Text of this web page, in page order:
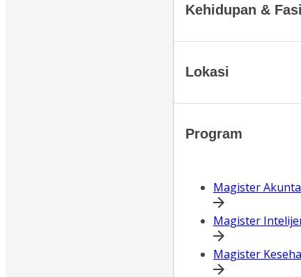
Kehidupan &
Lokasi
Program
Magister
Magister
Magister